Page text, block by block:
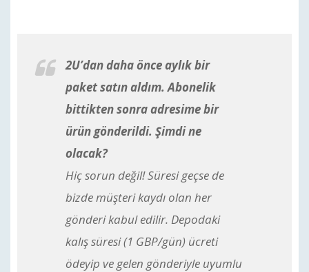
2U’dan daha önce aylık bir
paket satın aldım. Abonelik
bittikten sonra adresime bir
ürün gönderildi. Şimdi ne
olacak?
Hiç sorun değil! Süresi geçse de
bizde müşteri kaydı olan her
gönderi kabul edilir. Depodaki
kalış süresi (1 GBP/gün) ücreti
ödeyip ve gelen gönderiyle uyumlu